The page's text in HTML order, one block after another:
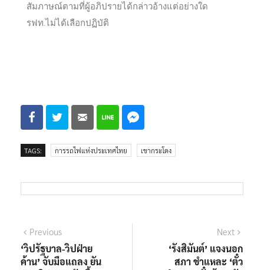
สัมภาษณ์ตามที่ผู้อภิปรายได้กล่าวอ้างแต่อย่างใด
รฟท.ไม่ได้เลือกปฏิบัติ
TAGS: การรถไฟแห่งประเทศไทย เขากระโดง
Previous
‘วิปรัฐบาล-วิปฝ่าย
ค้าน’ จับมือแถลง ยัน
Next
‘รังสิมันต์’ แจงนอก
สภา ชำแหละ ‘ตั๋ว